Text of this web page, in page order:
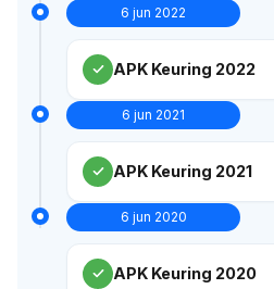
6 jun 2022
APK Keuring 2022
6 jun 2021
APK Keuring 2021
6 jun 2020
APK Keuring 2020